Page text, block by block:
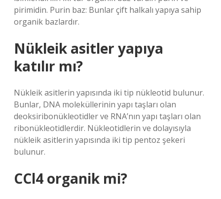
pirimidin. Purin baz: Bunlar çift halkalı yapıya sahip
organik bazlardır.
Nükleik asitler yapıya
katılır mı?
Nükleik asitlerin yapısında iki tip nükleotid bulunur.
Bunlar, DNA moleküllerinin yapı taşları olan
deoksiribonükleotidler ve RNA’nın yapı taşları olan
ribonükleotidlerdir. Nükleotidlerin ve dolayısıyla
nükleik asitlerin yapısında iki tip pentoz şekeri
bulunur.
CCl4 organik mi?